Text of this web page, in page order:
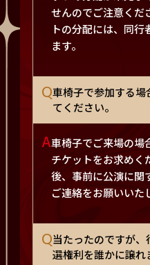
せんのでご注意く
トの分配には、同行
ます。
Q車椅子で参加する
てください。
A車椅子でご来場の場
チケットをお求めく
後、事前に公演に関
ご連絡をお願いいた
Q当たったのですが
選権利を誰かに譲れ